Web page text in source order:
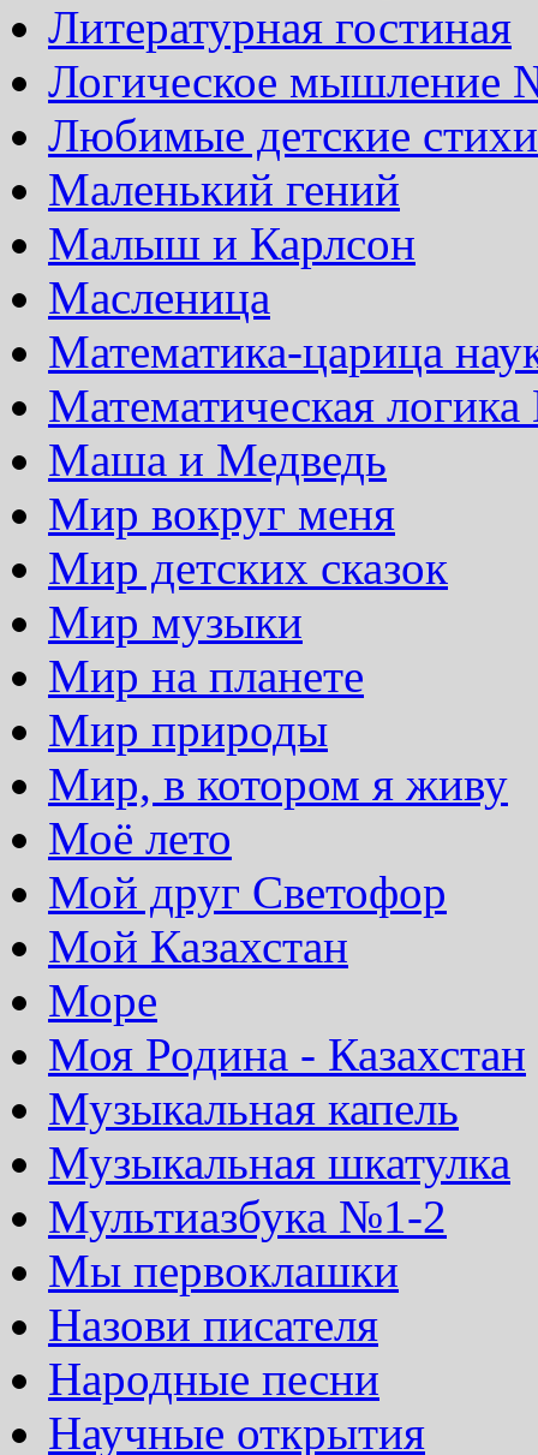
Литературная гостиная
Логическое мышление
Любимые детские стихи
Маленький гений
Малыш и Карлсон
Масленица
Математика-царица
Математическая
Маша и Медведь
Мир вокруг меня
Мир детских сказок
Мир музыки
Мир на планете
Мир природы
Мир, в котором я живу
Моё лето
Мой друг Светофор
Мой Казахстан
Море
Моя Родина - Казахстан
Музыкальная капель
Музыкальная шкатулка
Мультиазбука №1-2
Мы первоклашки
Назови писателя
Народные песни
Научные открытия